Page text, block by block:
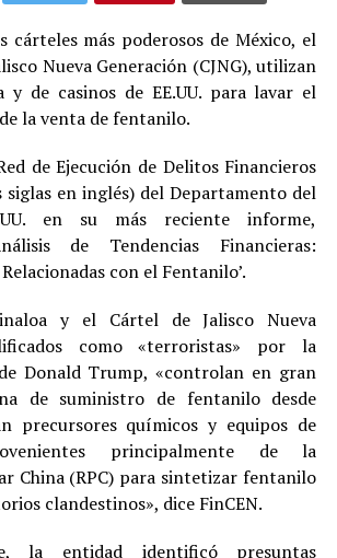
cárteles más poderosos de México, el
Nueva Generación (CJNG), utilizan
y de casinos de EE.UU. para lavar el
la venta de fentanilo.
de Ejecución de Delitos Financieros
siglas en inglés) del Departamento del
en su más reciente informe,
de Tendencias Financieras:
con el Fentanilo’.
y el Cártel de Jalisco Nueva
como «terroristas» por la
Donald Trump, «controlan en gran
de suministro de fentanilo desde
precursores químicos y equipos de
principalmente de la
China (RPC) para sintetizar fentanilo
clandestinos», dice FinCEN.
la entidad identificó presuntas